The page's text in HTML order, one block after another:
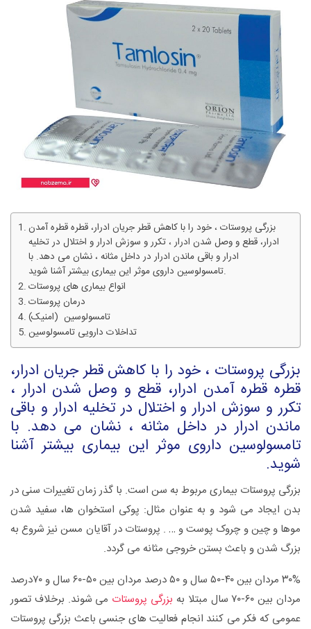
بزرگی پروستات ، خود را با کاهش قطر جریان ادرار، قطره قطره آمدن
ادرار، قطع و وصل شدن ادرار ، تکرر و سوزش ادرار و اختلال در تخلیه
ادرار و باقی ماندن ادرار در داخل مثانه ، نشان می دهد. با
تامسولوسین داروی موثر این بیماری بیشتر آشنا شوید.
انواع بیماری های پروستات
درمان پروستات
تامسولوسین (امنیک)
تداخلات دارویی تامسولوسین
بزرگی پروستات ، خود را با کاهش قطر جریان ادرار،
قطره قطره آمدن ادرار، قطع و وصل شدن ادرار ،
تکرر و سوزش ادرار و اختلال در تخلیه ادرار و باقی
ماندن ادرار در داخل مثانه ، نشان می دهد. با
تامسولوسین داروی موثر این بیماری بیشتر آشنا
شوید.
بزرگی پروستات بیماری مربوط به سن است. با گذر زمان تغییرات سنی در
بدن ایجاد می شود و به عنوان مثال: پوکی استخوان ها، سفید شدن
موها و چین و چروک پوست و … . پروستات در آقایان مسن نیز شروع به
بزرگ شدن و باعث بستن خروجی مثانه می گردد.
۳۰% مردان بین ۴۰-۵۰ سال و ۵۰ درصد مردان بین ۵۰-۶۰ سال و ۷۰درصد
مردان بین ۶۰-۷۰ سال مبتلا به
بزرگی پروستات می شوند. برخلاف تصور
عمومی که فکر می کنند انجام فعالیت های جنسی باعث بزرگی پروستات